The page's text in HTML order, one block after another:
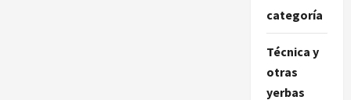
categoría
Técnica y
otras
yerbas